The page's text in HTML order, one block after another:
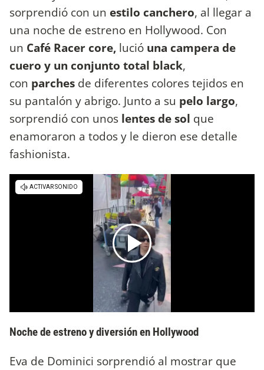
sorprendió con un estilo canchero, al llegar a
una noche de estreno en Hollywood. Con
un Café Racer core, lució una campera de
cuero y un conjunto total black,
con parches de diferentes colores tejidos en
su pantalón y abrigo. Junto a su pelo largo,
sorprendió con unos lentes de sol que
enamoraron a todos y le dieron ese detalle
fashionista.
Noche de estreno y diversión en Hollywood
Eva de Dominici sorprendió al mostrar que